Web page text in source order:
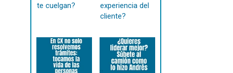
te cuelgan?
experiencia del
cliente?